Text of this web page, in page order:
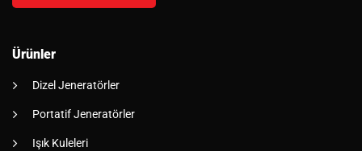
Ürünler
Dizel Jeneratörler
Portatif Jeneratörler
Işık Kuleleri